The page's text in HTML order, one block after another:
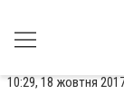
10:29, 18 жовтня